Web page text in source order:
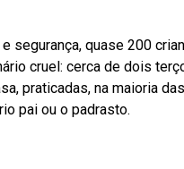
segurança, quase 200
cruel: cerca de dois
praticadas, na maioria
pai ou o padrasto.